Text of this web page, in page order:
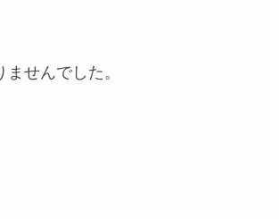
せんでした。